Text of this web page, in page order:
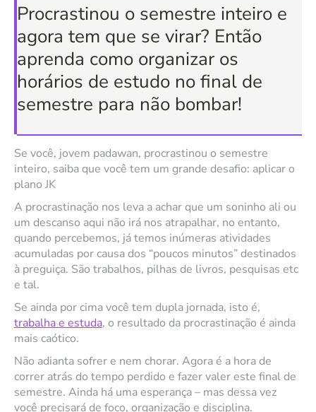
Procrastinou o semestre inteiro e
agora tem que se virar? Então
aprenda como organizar os
horários de estudo no final de
semestre para não bombar!
Se você, jovem padawan, procrastinou o semestre
inteiro, saiba que você tem um grande desafio: aplicar o
plano JK
A procrastinação nos leva a achar que um soninho ali ou
um descanso aqui não irá nos atrapalhar, no entanto,
quando percebemos, já temos inúmeras atividades
acumuladas por causa dos “poucos minutos” destinados
à preguiça. São trabalhos, pilhas de livros, pesquisas etc
e tal.
Se ainda por cima você tem dupla jornada, isto é,
trabalha e estuda, o resultado da procrastinação é ainda
mais caótico.
Não adianta sofrer e nem chorar. Agora é a hora de
correr atrás do tempo perdido e fazer valer este final de
semestre. Ainda há uma esperança – mas dessa vez
você precisará de foco, organização e disciplina.